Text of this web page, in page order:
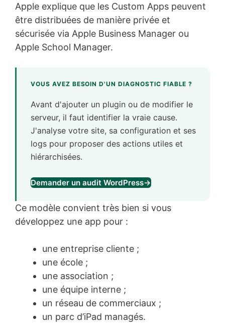
Apple explique que les Custom Apps peuvent
être distribuées de manière privée et
sécurisée via Apple Business Manager ou
Apple School Manager.
VOUS AVEZ BESOIN D'UN DIAGNOSTIC FIABLE ?
Avant d'ajouter un plugin ou de modifier le
serveur, il faut identifier la vraie cause.
J'analyse votre site, sa configuration et ses
logs pour proposer des actions utiles et
hiérarchisées.
Demander un audit WordPress→
Ce modèle convient très bien si vous
développez une app pour :
une entreprise cliente ;
une école ;
une association ;
une équipe interne ;
un réseau de commerciaux ;
un parc d’iPad managés.